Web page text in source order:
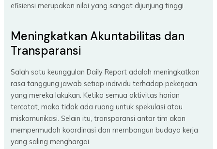
efisiensi merupakan nilai yang sangat dijunjung tinggi.
Meningkatkan Akuntabilitas dan
Transparansi
Salah satu keunggulan Daily Report adalah meningkatkan
rasa tanggung jawab setiap individu terhadap pekerjaan
yang mereka lakukan. Ketika semua aktivitas harian
tercatat, maka tidak ada ruang untuk spekulasi atau
miskomunikasi. Selain itu, transparansi antar tim akan
mempermudah koordinasi dan membangun budaya kerja
yang saling menghargai.